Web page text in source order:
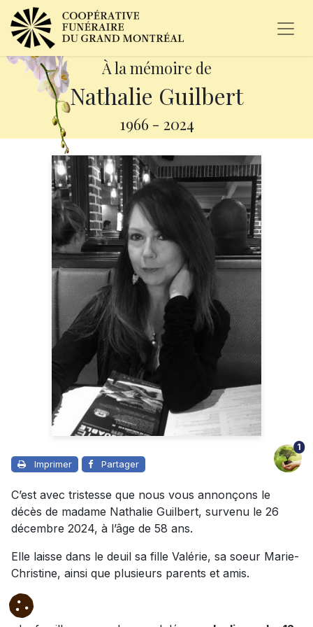
À la mémoire de
Nathalie Guilbert
1966 - 2024
Imprimer Partager
1
C’est avec tristesse que nous vous annonçons le
décès de madame Nathalie Guilbert, survenu le 26
décembre 2024, à l’âge de 58 ans.
Elle laisse dans le deuil sa fille Valérie, sa soeur Marie-
Christine, ainsi que plusieurs parents et amis.